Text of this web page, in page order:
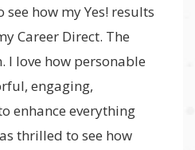
how my Yes! results
Career Direct. The
I love how personable
engaging,
enhance everything
thrilled to see how